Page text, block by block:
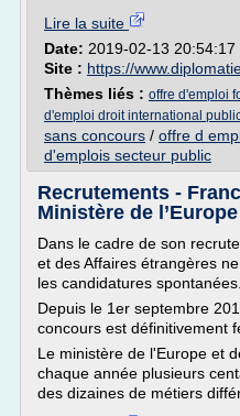
Lire la suite
Date: 2019-02-13 20:54:17
Site : https://
Thèmes liés : offre d'emploi
d'emploi droit international
sans concours / offre d
d'emplois secteur public
Recrutements -
Ministère de l’Europe
Dans le cadre de son
et des Affaires étrangères
les candidatures spontanées.
Depuis le 1er septembre
concours est définitivement
Le ministère de l'Europe et
chaque année plusieurs
des dizaines de métiers